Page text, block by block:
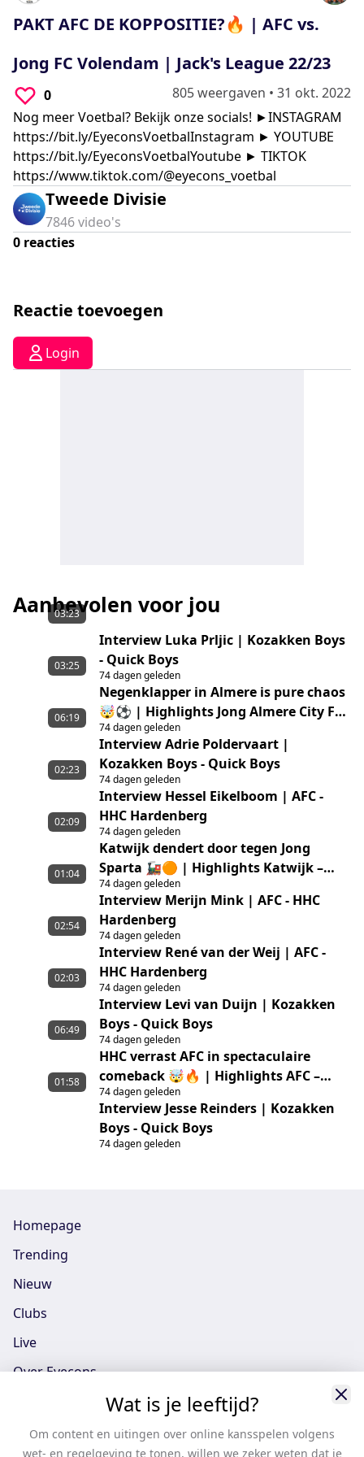
seconds
PAKT AFC DE KOPPOSITIE?🔥 | AFC vs.
Jong FC Volendam | Jack's League 22/23
0 805 weergaven • 31 okt. 2022
Nog meer Voetbal? Bekijk onze socials! ►INSTAGRAM
https://bit.ly/EyeconsVoetbalInstagram ► YOUTUBE
https://bit.ly/EyeconsVoetbalYoutube ► TIKTOK
https://www.tiktok.com/@eyecons_voetbal
Tweede Divisie
7846video's
0 reacties
Reactie toevoegen
Login
Aanbevolen voor jou
03:23
Interview Luka Prljic | Kozakken Boys
- Quick Boys
74 dagen geleden
03:25
Negenklapper in Almere is pure chaos
🤯⚽ | Highlights Jong Almere City FC
– GVVV
74 dagen geleden
06:19
Interview Adrie Poldervaart |
Kozakken Boys - Quick Boys
74 dagen geleden
02:23
Interview Hessel Eikelboom | AFC -
HHC Hardenberg
74 dagen geleden
02:09
Katwijk dendert door tegen Jong
Sparta 🚂🟠 | Highlights Katwijk –
Jong Sparta Rotterdam
74 dagen geleden
01:04
Interview Merijn Mink | AFC - HHC
Hardenberg
74 dagen geleden
02:54
Interview René van der Weij | AFC -
HHC Hardenberg
74 dagen geleden
02:03
Interview Levi van Duijn | Kozakken
Boys - Quick Boys
74 dagen geleden
06:49
HHC verrast AFC in spectaculaire
comeback 🤯🔥 | Highlights AFC –
HHC Hardenberg
74 dagen geleden
01:58
Interview Jesse Reinders | Kozakken
Boys - Quick Boys
74 dagen geleden
Homepage
Trending
Nieuw
Clubs
Live
Over Eyecons
Eyecons App - iOS
Eyecons App - Android
Wat is je leeftijd?
Om content en uitingen over online kansspelen volgens
wet- en regelgeving te tonen, willen we zeker weten dat je